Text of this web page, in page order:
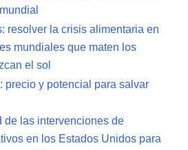
resolver la crisis alimentaria en
mundiales que maten los
el sol
precio y potencial para salvar
de las intervenciones de
en los Estados Unidos para